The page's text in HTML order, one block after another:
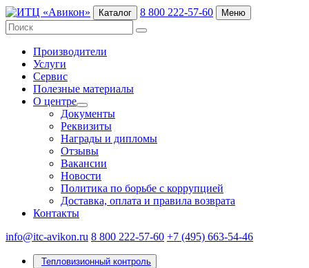
Каталог 8 800 222-57-60 Меню
Производители
Услуги
Сервис
Полезные материалы
О центре
Документы
Реквизиты
Награды и дипломы
Отзывы
Вакансии
Новости
Политика по борьбе с коррупцией
Доставка, оплата и правила возврата
Контакты
info@itc-avikon.ru 8 800 222-57-60 +7 (495) 663-54-46
Тепловизионный контроль